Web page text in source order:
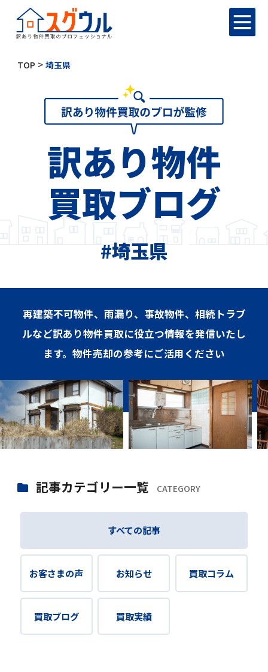
TOP >埼玉県
訳あり物件
買取ブログ
#埼玉県
再建築不可物件、雨漏り、事故物件、相続トラブ
ルなど訳あり物件買取に役立つ情報を発信いたし
ます。物件売却の参考にご活用ください
記事カテゴリー一覧 CATEGORY
すべての記事
お客さまの声 お知らせ 買取コラム
買取ブログ 買取実績